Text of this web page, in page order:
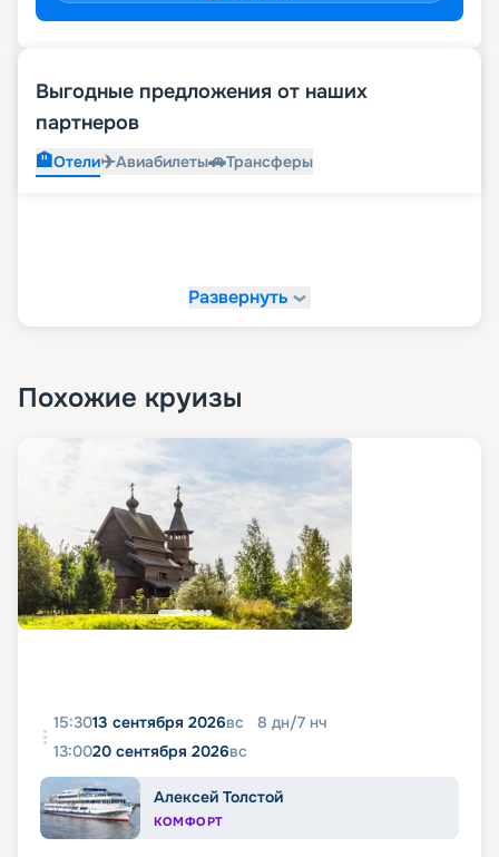
Выгодные предложения от наших
партнеров
🏨Отели✈️Авиабилеты🚗Трансферы
Развернуть
Похожие круизы
15:3013 сентября 2026вс 8 дн/7 нч
13:0020 сентября 2026вс
Алексей Толстой
КОМФОРТ